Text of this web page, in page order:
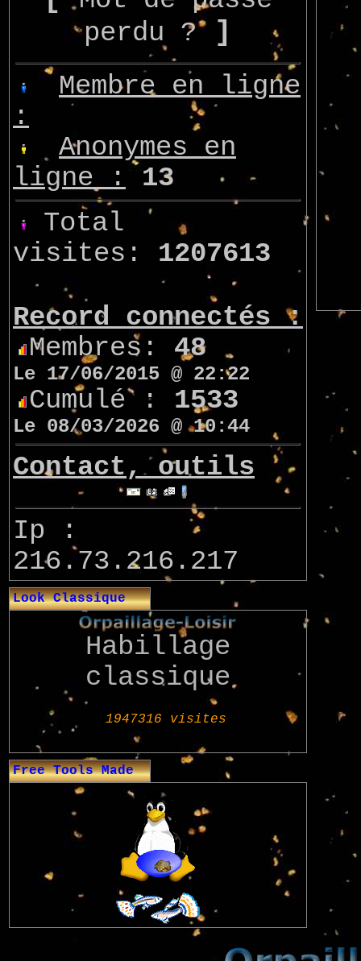
perdu ?]
Membre en ligne
:
Anonymes en
ligne :
13
Total
visites:
1207613
Record connectés :
Membres: 48
Le 17/06/2015 @ 22:22
Cumulé : 1533
Le 08/03/2026 @ 10:44
Contact, outils
Ip :
216.73.216.217
Look Classique
Habillage
classique
Free Tools Made